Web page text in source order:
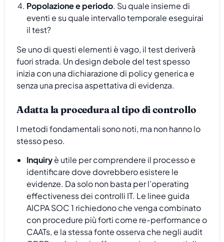
Popolazione e periodo. Su quale insieme di
eventi e su quale intervallo temporale eseguirai
il test?
Se uno di questi elementi è vago, il test deriverà
fuori strada. Un design debole del test spesso
inizia con una dichiarazione di policy generica e
senza una precisa aspettativa di evidenza.
Adatta la procedura al tipo di controllo
I metodi fondamentali sono noti, ma non hanno lo
stesso peso.
Inquiryè utile per comprendere il processo e
identificare dove dovrebbero esistere le
evidenze. Da solo non basta per l’operating
effectiveness dei controlli IT. Le linee guida
AICPA SOC 1 richiedono che venga combinato
con procedure più forti come re-performance o
CAATs, e la stessa fonte osserva che negli audit